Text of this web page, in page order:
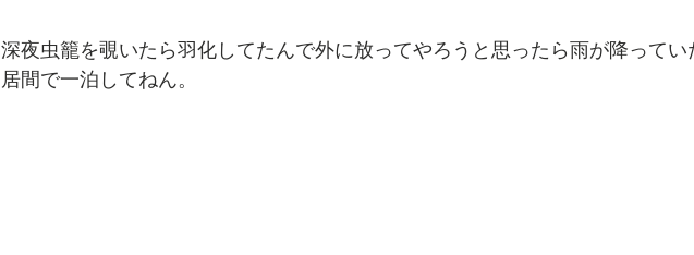
深夜虫籠を覗いたら羽化してたんで外に放ってやろうと思ったら雨が降ってい
居間で一泊してねん。